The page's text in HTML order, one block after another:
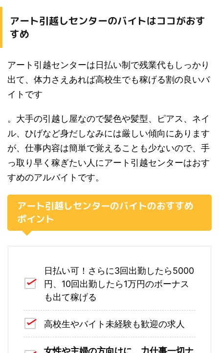
アート引越しセンターのバイトはココがおす
すめ
アート引越センターは日払い制で残業代もしっかり
出て、体力さえあれば高校生でも稼げる割の良いバ
イトです
。大手の引越し屋なので髪色や髪型、ピアス、ネイ
ル、ひげなど身だしなみには厳しい傾向にあります
が、仕事内容は簡単で覚えることも少ないので、手
っ取り早く稼ぎたい人にアート引越センターはおす
すめのアルバイトです。
アート引越しセンターのバイトのおすすめ
ポイント
日払い可！さらに3回出勤したら5000
円、10回出勤したら1万円のボーナス
も出て稼げる
高校生やバイト未経験も歓迎の求人
女性や主婦の方向けに、力仕事一切ナ